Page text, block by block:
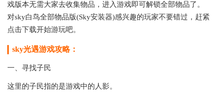
戏版本无需大家去收集物品，进入游戏即可解锁全部物品了。
对sky白鸟全部物品版(Sky安装器)感兴趣的玩家不要错过，赶紧
点击下载开始游玩吧。
sky光遇游戏攻略：
一、寻找子民
这里的子民指的是游戏中的人影。